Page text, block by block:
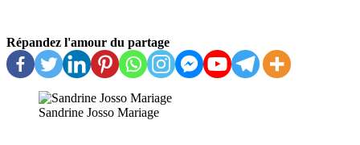
Répandez l'amour du partage
Sandrine Josso Mariage